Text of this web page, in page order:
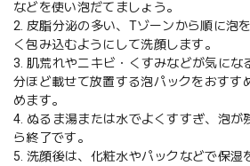
などを使い泡だてましょう。
2. 皮脂分泌の多い、Tゾーンから順に泡
く包み込むようにして洗顔します。
3. 肌荒れやニキビ・くすみなどが気にな
分ほど載せて放置する泡パックをおすす
めます。
4. ぬるま湯または水でよくすすぎ、泡が
ら終了です。
5. 洗顔後は、化粧水やパックなどで保湿